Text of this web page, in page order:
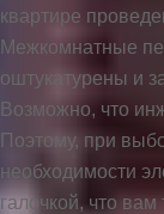
квартире
Межкомнатные
оштукатурены и
Возможно, что
Поэтому, при
необходимости
галочкой, что вам